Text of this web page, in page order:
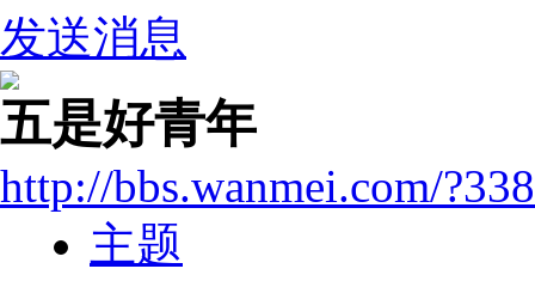
发送消息
五是好青年
http://bbs.wanmei.com/
主题